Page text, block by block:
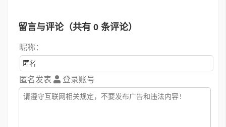
留言与评论（共有 0 条评论）
昵称：
匿名发表 登录账号